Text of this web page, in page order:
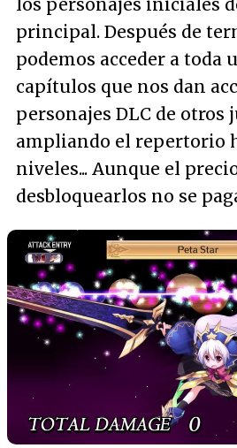
los personajes iniciales
principal. Después de
podemos acceder a toda
capítulos que nos dan
personajes DLC de otros
ampliando el repertorio
niveles... Aunque el
desbloquearlos no se